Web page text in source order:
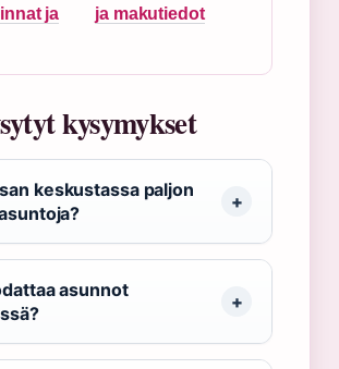
ja
ja makutiedot
kysymykset
keskustassa paljon
asunnot